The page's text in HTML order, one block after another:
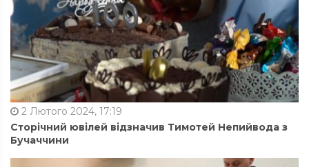
2 Лютого 2024, 17:19
Сторічний ювілей відзначив Тимотей Непийвода з
Бучаччини